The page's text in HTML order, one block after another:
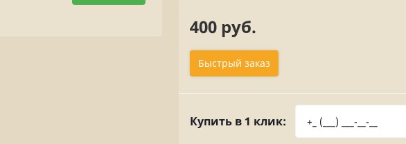
400 руб.
Быстрый заказ
Купить в 1 клик: